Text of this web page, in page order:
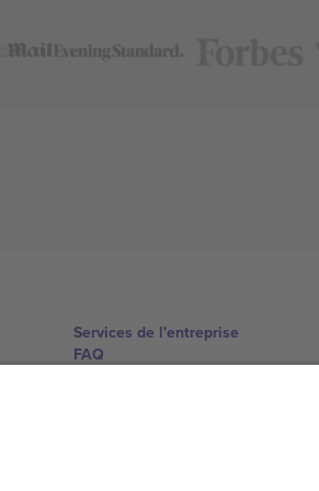
Services de l'entreprise
FAQ